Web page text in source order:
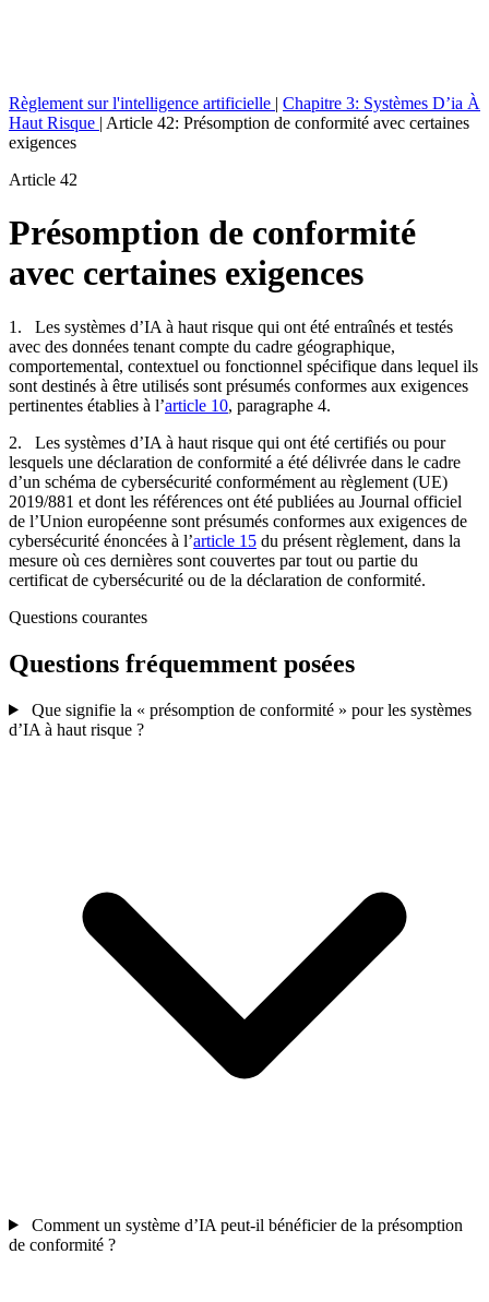
Règlement sur l'intelligence artificielle | Chapitre 3: Systèmes D’ia À
Haut Risque | Article 42: Présomption de conformité avec certaines
exigences
Article 42
Présomption de conformité
avec certaines exigences
1. Les systèmes d’IA à haut risque qui ont été entraînés et testés
avec des données tenant compte du cadre géographique,
comportemental, contextuel ou fonctionnel spécifique dans lequel ils
sont destinés à être utilisés sont présumés conformes aux exigences
pertinentes établies à l’article 10, paragraphe 4.
2. Les systèmes d’IA à haut risque qui ont été certifiés ou pour
lesquels une déclaration de conformité a été délivrée dans le cadre
d’un schéma de cybersécurité conformément au règlement (UE)
2019/881 et dont les références ont été publiées au Journal officiel
de l’Union européenne sont présumés conformes aux exigences de
cybersécurité énoncées à l’article 15 du présent règlement, dans la
mesure où ces dernières sont couvertes par tout ou partie du
certificat de cybersécurité ou de la déclaration de conformité.
Questions courantes
Questions fréquemment posées
Que signifie la « présomption de conformité » pour les systèmes
d’IA à haut risque ?
Comment un système d’IA peut-il bénéficier de la présomption
de conformité ?